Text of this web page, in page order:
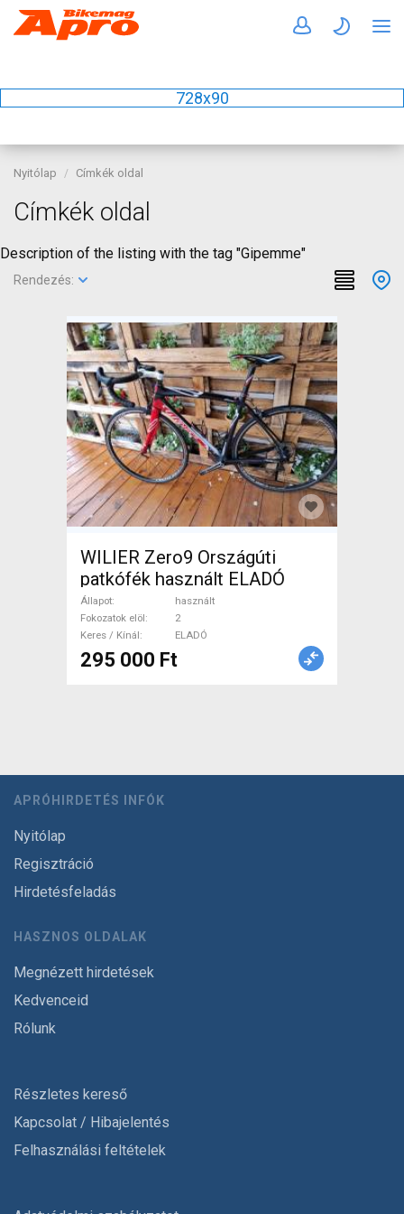
728x90
Nyitólap Címkék oldal
Címkék oldal
Description of the listing with the tag "Gipemme"
Rendezés:
WILIER Zero9 Országúti
patkófék használt ELADÓ
Állapot
használt
Fokozatok elöl
2
Keres / Kínál
ELADÓ
295 000 Ft
APRÓHIRDETÉS INFÓK
Nyitólap
Regisztráció
Hirdetésfeladás
HASZNOS OLDALAK
Megnézett hirdetések
Kedvenceid
Rólunk
Részletes kereső
Kapcsolat / Hibajelentés
Felhasználási feltételek